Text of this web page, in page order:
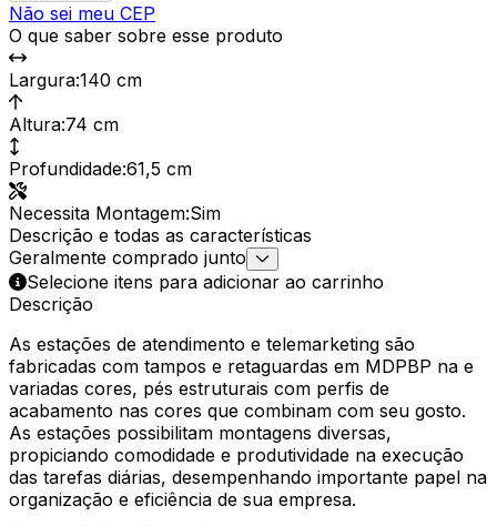
Não sei meu CEP
O que saber sobre esse produto
Largura:140 cm
Altura:74 cm
Profundidade:61,5 cm
Necessita Montagem:Sim
Descrição e todas as características
Geralmente comprado junto
Selecione itens para adicionar ao carrinho
Descrição
As estações de atendimento e telemarketing são
fabricadas com tampos e retaguardas em MDPBP na e
variadas cores, pés estruturais com perfis de
acabamento nas cores que combinam com seu gosto.
As estações possibilitam montagens diversas,
propiciando comodidade e produtividade na execução
das tarefas diárias, desempenhando importante papel na
organização e eficiência de sua empresa.